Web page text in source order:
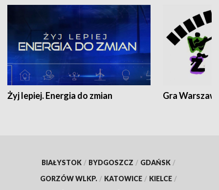
Żyj lepiej. Energia do zmian Gra
BIAŁYSTOK / BYDGOSZCZ / GDAŃSK /
GORZÓW WLKP. / KATOWICE / KIELCE /